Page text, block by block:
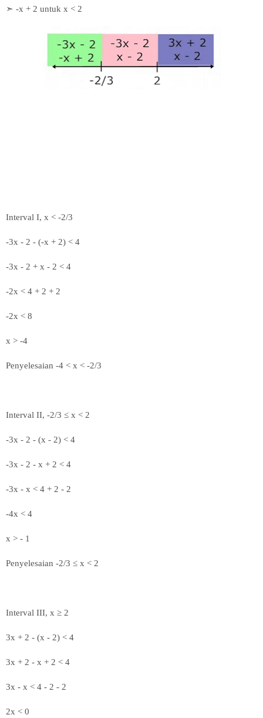
➣ -x + 2 untuk x < 2
Interval I, x < -2/3
-3x - 2 - (-x + 2) < 4
-3x - 2 + x - 2 < 4
-2x < 4 + 2 + 2
-2x < 8
x > -4
Penyelesaian -4 < x < -2/3
Interval II, -2/3 ≤ x < 2
-3x - 2 - (x - 2) < 4
-3x - 2 - x + 2 < 4
-3x - x < 4 + 2 - 2
-4x < 4
x > - 1
Penyelesaian -2/3 ≤ x < 2
Interval III, x ≥ 2
3x + 2 - (x - 2) < 4
3x + 2 - x + 2 < 4
3x - x < 4 - 2 - 2
2x < 0